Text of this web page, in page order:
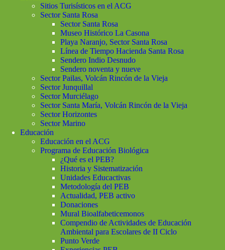
Sitios Turisísticos en el ACG
Sector Santa Rosa
Sector Santa Rosa
Museo Histórico La Casona
Playa Naranjo, Sector Santa Rosa
Línea de Tiempo Hacienda Santa Rosa
Sendero Indio Desnudo
Sendero noventa y nueve
Sector Pailas, Volcán Rincón de la Vieja
Sector Junquillal
Sector Murciélago
Sector Santa María, Volcán Rincón de la Vieja
Sector Horizontes
Sector Marino
Educación
Educación en el ACG
Programa de Educación Biológica
¿Qué es el PEB?
Historia y Sistematización
Unidades Educactivas
Metodología del PEB
Actualidad, PEB activo
Donaciones
Mural Bioalfabeticemonos
Compendio de Actividades de Educación
Ambiental para Escolares de II Ciclo
Punto Verde